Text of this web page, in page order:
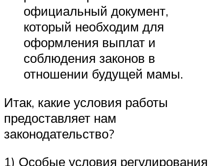
официальный документ,
который необходим для
оформления выплат и
соблюдения законов в
отношении будущей мамы.
Итак, какие условия работы
предоставляет нам
законодательство?
1) Особые условия регулирования